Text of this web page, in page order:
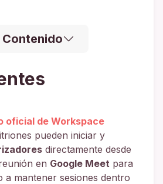
Contenido
oficial de Workspace
pueden iniciar y
directamente desde
en Google Meet para
a mantener sesiones dentro